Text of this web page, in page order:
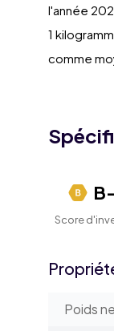
l'année
1
comme
Score
Poids